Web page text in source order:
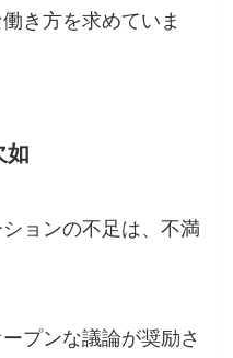
き方を求めていま
如
ョンの不足は、不満
プンな議論が奨励さ